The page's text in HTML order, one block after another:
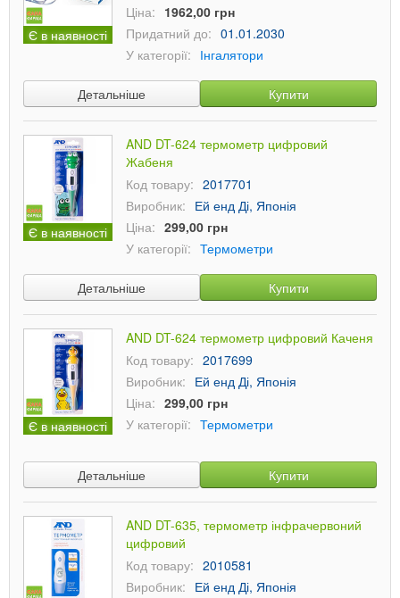
Є в наявності
Ціна: 1962,00 грн
Придатний до: 01.01.2030
У категорії: Інгалятори
Детальніше Купити
Є в наявності
AND DT-624 термометр цифровий
Жабеня
Код товару: 2017701
Виробник: Ей енд Ді, Японія
Ціна: 299,00 грн
У категорії: Термометри
Детальніше Купити
Є в наявності
AND DT-624 термометр цифровий Каченя
Код товару: 2017699
Виробник: Ей енд Ді, Японія
Ціна: 299,00 грн
У категорії: Термометри
Детальніше Купити
AND DT-635, термометр інфрачервоний
цифровий
Код товару: 2010581
Виробник: Ей енд Ді, Японія